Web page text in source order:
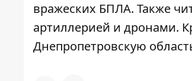
вражеских БПЛА. Также
артиллерией и дронами.
Днепропетровскую